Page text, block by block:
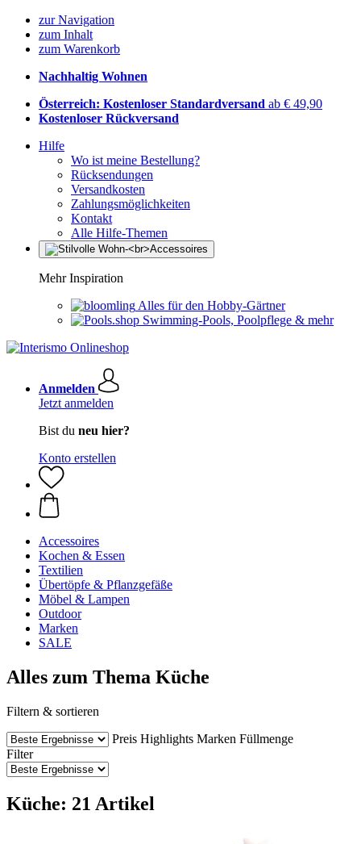
zur Navigation
zum Inhalt
zum Warenkorb
Nachhaltig Wohnen
Österreich: Kostenloser Standardversand ab € 49,90
Kostenloser Rückversand
Hilfe
Wo ist meine Bestellung?
Rücksendungen
Versandkosten
Zahlungsmöglichkeiten
Kontakt
Alle Hilfe-Themen
Mehr Inspiration
Alles für den Hobby-Gärtner
Swimming-Pools, Poolpflege & mehr
Anmelden
Jetzt anmelden
Bist du neu hier?
Konto erstellen
Accessoires
Kochen & Essen
Textilien
Übertöpfe & Pflanzgefäße
Möbel & Lampen
Outdoor
Marken
SALE
Alles zum Thema Küche
Filtern & sortieren
Preis Highlights Marken Füllmenge
Filter
Küche: 21 Artikel